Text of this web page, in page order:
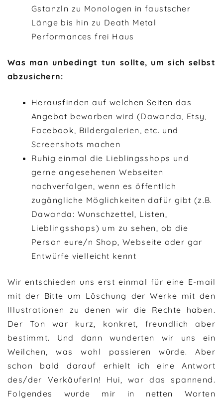
Gstanzln zu Monologen in faustscher
Länge bis hin zu Death Metal
Performances frei Haus
Was man unbedingt tun sollte, um sich selbst
abzusichern:
Herausfinden auf welchen Seiten das
Angebot beworben wird (Dawanda, Etsy,
Facebook, Bildergalerien, etc. und
Screenshots machen
Ruhig einmal die Lieblingsshops und
gerne angesehenen Webseiten
nachverfolgen, wenn es öffentlich
zugängliche Möglichkeiten dafür gibt (z.B.
Dawanda: Wunschzettel, Listen,
Lieblingsshops) um zu sehen, ob die
Person eure/n Shop, Webseite oder gar
Entwürfe vielleicht kennt
Wir entschieden uns erst einmal für eine E-mail
mit der Bitte um Löschung der Werke mit den
Illustrationen zu denen wir die Rechte haben.
Der Ton war kurz, konkret, freundlich aber
bestimmt. Und dann wunderten wir uns ein
Weilchen, was wohl passieren würde. Aber
schon bald darauf erhielt ich eine Antwort
des/der VerkäuferIn! Hui, war das spannend.
Folgendes wurde mir in netten Worten